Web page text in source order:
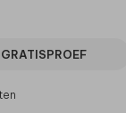
GRATISPROEF